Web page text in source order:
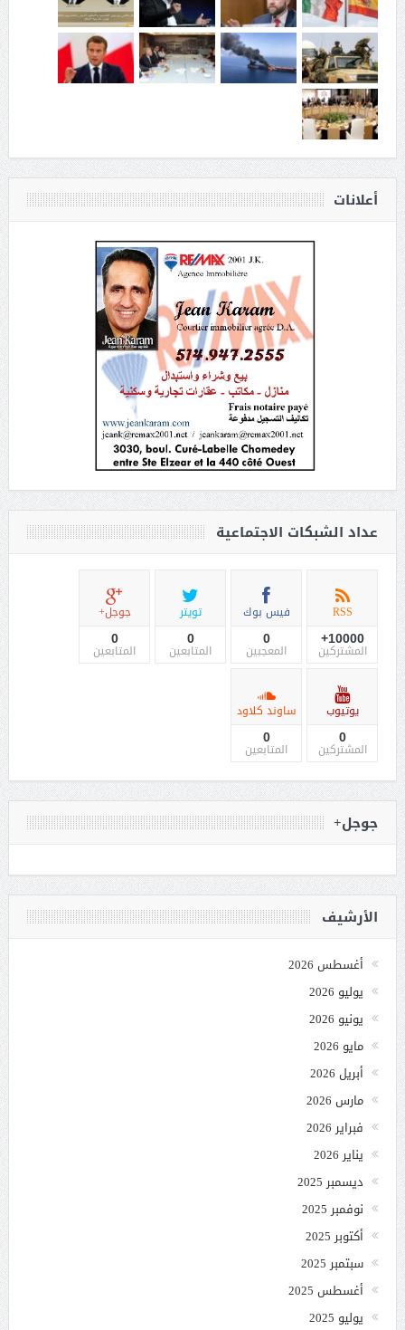
أعلانات
عداد الشبكات الاجتماعية
RSS
10000+
المشتركين
فيس بوك
0
المعجبين
تويتر
0
المتابعين
جوجل+
0
المتابعين
يوتيوب
0
المشتركين
ساوند كلاود
0
المتابعين
جوجل+
الأرشيف
أغسطس 2026
يوليو 2026
يونيو 2026
مايو 2026
أبريل 2026
مارس 2026
فبراير 2026
يناير 2026
ديسمبر 2025
نوفمبر 2025
أكتوبر 2025
سبتمبر 2025
أغسطس 2025
يوليو 2025